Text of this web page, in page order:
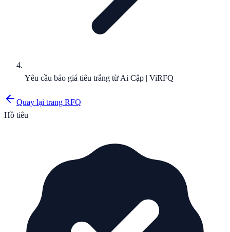
Yêu cầu báo giá tiêu trắng từ Ai Cập | ViRFQ
Quay lại trang RFQ
Hồ tiêu